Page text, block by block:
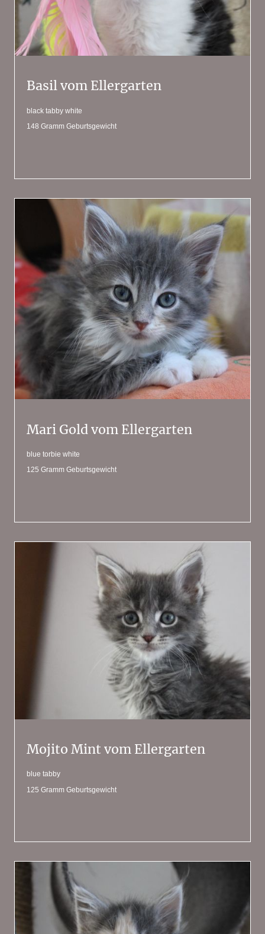
Basil vom Ellergarten
black tabby white
148 Gramm Geburtsgewicht
Mari Gold vom Ellergarten
blue torbie white
125 Gramm Geburtsgewicht
Mojito Mint vom Ellergarten
blue tabby
125 Gramm Geburtsgewicht